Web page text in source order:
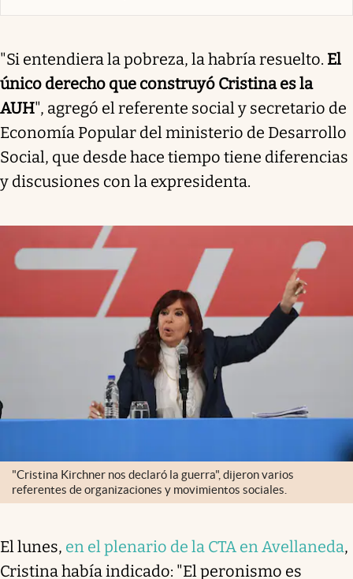
"Si entendiera la pobreza, la habría resuelto. El
único derecho que construyó Cristina es la
AUH", agregó el referente social y secretario de
Economía Popular del ministerio de Desarrollo
Social, que desde hace tiempo tiene diferencias
y discusiones con la expresidenta.
"Cristina Kirchner nos declaró la guerra", dijeron varios
referentes de organizaciones y movimientos sociales.
El lunes, en el plenario de la CTA en Avellaneda,
Cristina había indicado: "El peronismo es